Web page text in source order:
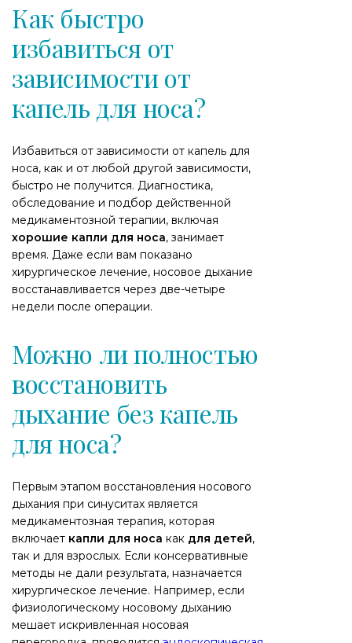
Как быстро
избавиться от
зависимости от
капель для носа?
Избавиться от зависимости от капель для
носа, как и от любой другой зависимости,
быстро не получится. Диагностика,
обследование и подбор действенной
медикаментозной терапии, включая
хорошие капли для носа, занимает
время. Даже если вам показано
хирургическое лечение, носовое дыхание
восстанавливается через две-четыре
недели после операции.
Можно ли полностью
восстановить
дыхание без капель
для носа?
Первым этапом восстановления носового
дыхания при синуситах является
медикаментозная терапия, которая
включает капли для носа как для детей,
так и для взрослых. Если консервативные
методы не дали результата, назначается
хирургическое лечение. Например, если
физиологическому носовому дыханию
мешает искривленная носовая